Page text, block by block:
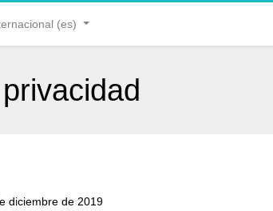
‎(es)‎
diciembre de 2019